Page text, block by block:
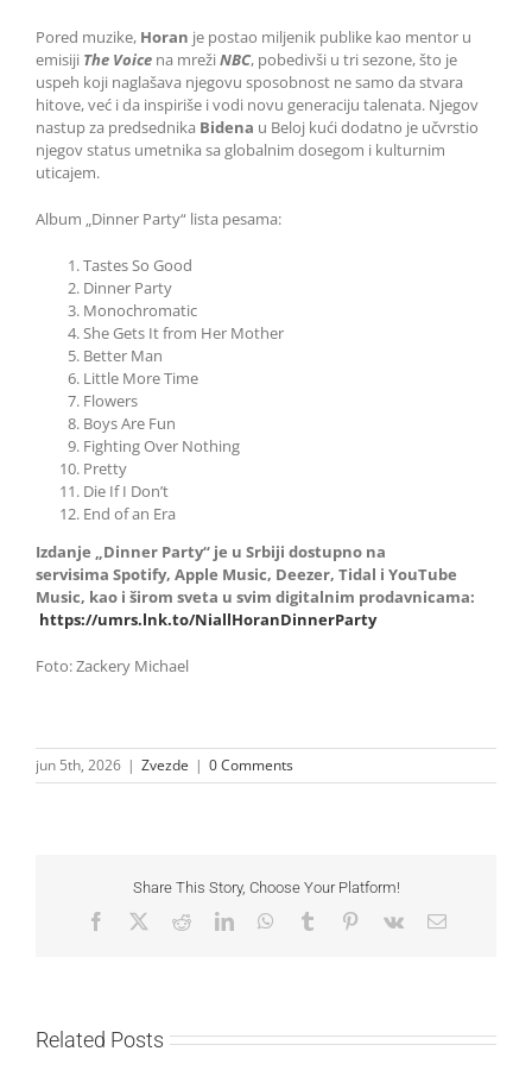
Pored muzike, Horan je postao miljenik publike kao mentor u
emisiji The Voice na mrežiNBC, pobedivši u tri sezone, što je
uspeh koji naglašava njegovu sposobnost ne samo da stvara
hitove, već i da inspiriše i vodi novu generaciju talenata. Njegov
nastup za predsednika Bidena u Beloj kući dodatno je učvrstio
njegov status umetnika sa globalnim dosegom i kulturnim
uticajem.
Album „Dinner Party“ lista pesama:
Tastes So Good
Dinner Party
Monochromatic
She Gets It from Her Mother
Better Man
Little More Time
Flowers
Boys Are Fun
Fighting Over Nothing
Pretty
Die If I Don’t
End of an Era
Izdanje „Dinner Party“ je u Srbiji dostupno na
servisima Spotify, Apple Music, Deezer, Tidal i YouTube
Music, kao i širom sveta u svim digitalnim prodavnicama:
https://umrs.lnk.to/NiallHoranDinnerParty
Foto: Zackery Michael
jun 5th, 2026 | Zvezde | 0 Comments
Share This Story, Choose Your Platform!
Facebook RedditLinkedInWhatsApp
Tumblr Pinterest
Vk Email
Related Posts